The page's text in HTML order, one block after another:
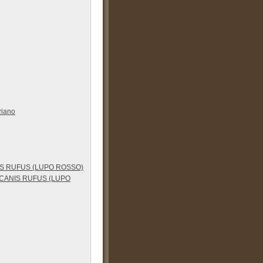
RUFUS (LUPO ROSSO)
RUFUS (LUPO